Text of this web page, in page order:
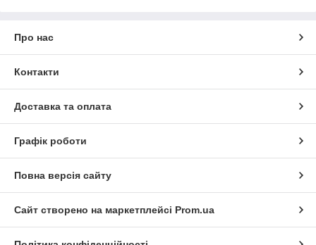
Про нас
Контакти
Доставка та оплата
Графік роботи
Повна версія сайту
Сайт створено на маркетплейсі Prom.ua